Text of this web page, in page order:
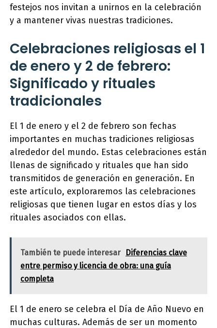
festejos nos invitan a unirnos en la celebración
y a mantener vivas nuestras tradiciones.
Celebraciones religiosas el 1
de enero y 2 de febrero:
Significado y rituales
tradicionales
El 1 de enero y el 2 de febrero son fechas
importantes en muchas tradiciones religiosas
alrededor del mundo. Estas celebraciones están
llenas de significado y rituales que han sido
transmitidos de generación en generación. En
este artículo, exploraremos las celebraciones
religiosas que tienen lugar en estos días y los
rituales asociados con ellas.
También te puede interesar
Diferencias clave
entre permiso y licencia de obra: una guía
completa
El 1 de enero se celebra el Día de Año Nuevo en
muchas culturas. Además de ser un momento